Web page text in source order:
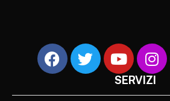
SERVIZI